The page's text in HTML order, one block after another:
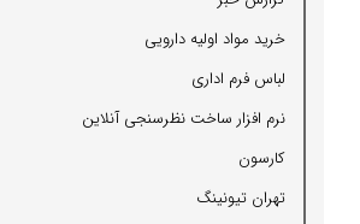
خرید مواد اولیه دارویی
لباس فرم اداری
نرم افزار ساخت نظرسنجی آنلاین
كارسون
تهران تیونینگ